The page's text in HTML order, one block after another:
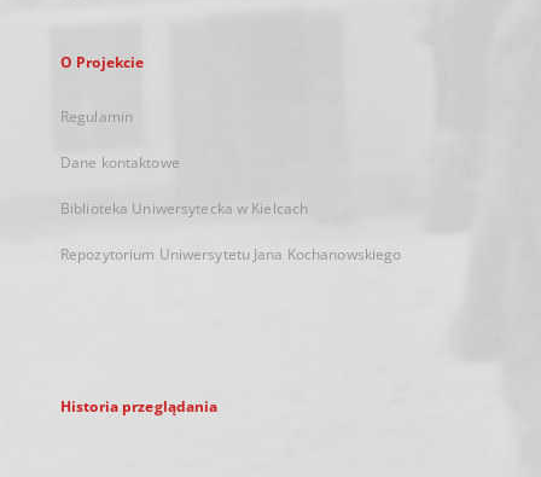
O Projekcie
Regulamin
Dane kontaktowe
Biblioteka Uniwersytecka w Kielcach
Repozytorium Uniwersytetu Jana Kochanowskiego
Historia przeglądania